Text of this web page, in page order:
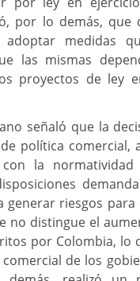
por lo demás, que
adoptar medidas
las mismas
proyectos de ley
señaló que la
política comercial,
la
riesgos
no distingue el
por Colombia, lo
de los